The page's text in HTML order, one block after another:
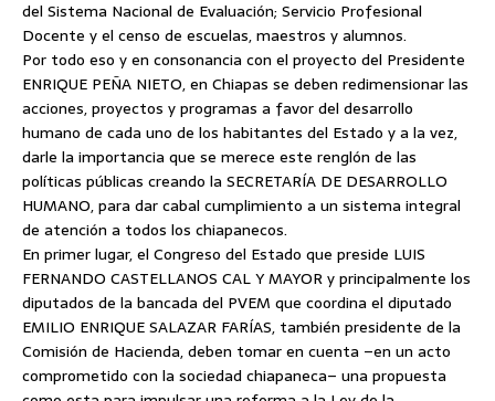
del Sistema Nacional de Evaluación; Servicio Profesional
Docente y el censo de escuelas, maestros y alumnos.
Por todo eso y en consonancia con el proyecto del Presidente
ENRIQUE PEÑA NIETO, en Chiapas se deben redimensionar las
acciones, proyectos y programas a favor del desarrollo
humano de cada uno de los habitantes del Estado y a la vez,
darle la importancia que se merece este renglón de las
políticas públicas creando la SECRETARÍA DE DESARROLLO
HUMANO, para dar cabal cumplimiento a un sistema integral
de atención a todos los chiapanecos.
En primer lugar, el Congreso del Estado que preside LUIS
FERNANDO CASTELLANOS CAL Y MAYOR y principalmente los
diputados de la bancada del PVEM que coordina el diputado
EMILIO ENRIQUE SALAZAR FARÍAS, también presidente de la
Comisión de Hacienda, deben tomar en cuenta –en un acto
comprometido con la sociedad chiapaneca– una propuesta